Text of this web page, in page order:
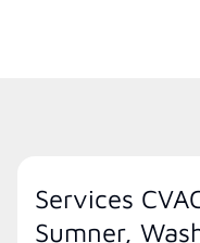
Services
Sumner,